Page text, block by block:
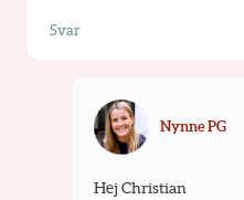
Svar
Nynne PG
Hej Christian